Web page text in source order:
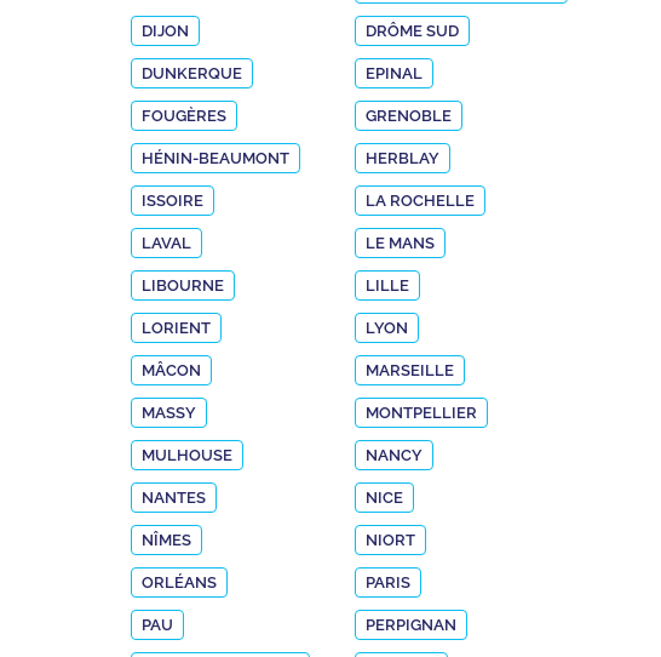
DIJON DRÔME SUD
DUNKERQUE EPINAL
FOUGÈRES GRENOBLE
HÉNIN-BEAUMONT HERBLAY
ISSOIRE LA ROCHELLE
LAVAL LE MANS
LIBOURNE LILLE
LORIENT LYON
MÂCON MARSEILLE
MASSY MONTPELLIER
MULHOUSE NANCY
NANTES NICE
NÎMES NIORT
ORLÉANS PARIS
PAU PERPIGNAN